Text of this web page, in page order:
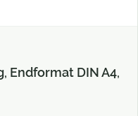
Endformat DIN A4,